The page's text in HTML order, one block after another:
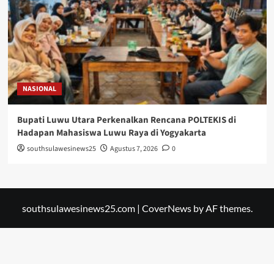
NASIONAL
Bupati Luwu Utara Perkenalkan Rencana POLTEKIS di
Hadapan Mahasiswa Luwu Raya di Yogyakarta
southsulawesinews25 Agustus 7, 2026 0
southsulawesinews25.com | CoverNewsby AF themes.